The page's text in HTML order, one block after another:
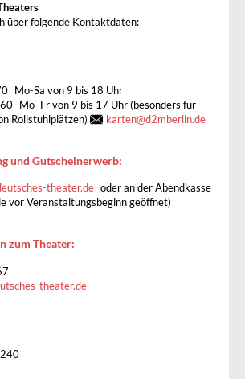
über folgende Kontaktdaten:
Mo-Sa von 9 bis 18 Uhr
Mo–Fr von 9 bis 17 Uhr (besonders für
Rollstuhlplätzen)
karten@d2mberlin.de
und Gutscheinerwerb:
theater.de oder an der Abendkasse
vor Veranstaltungsbeginn geöffnet)
zum Theater:
theater.de